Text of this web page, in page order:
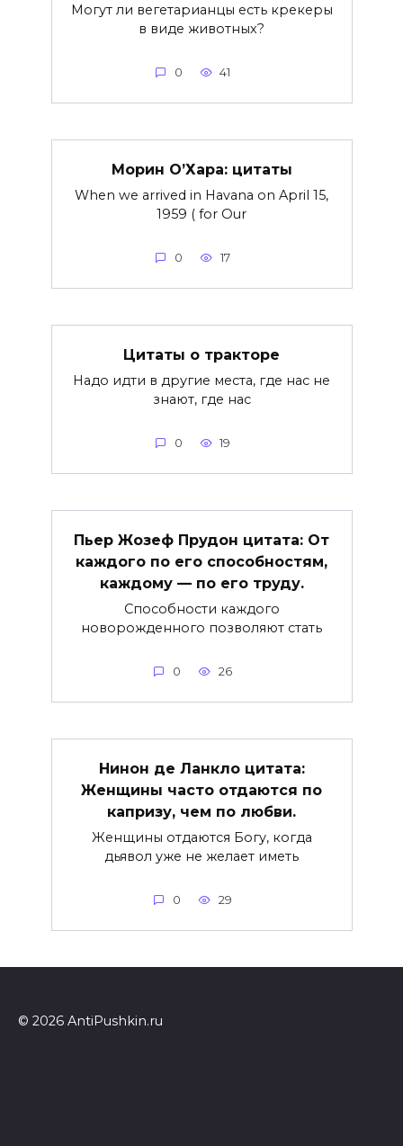
Могут ли вегетарианцы есть крекеры
в виде животных?
0 41
Морин О’Хара: цитаты
When we arrived in Havana on April 15,
1959 ( for Our
0 17
Цитаты о тракторе
Надо идти в другие места, где нас не
знают, где нас
0 19
Пьер Жозеф Прудон цитата: От
каждого по его способностям,
каждому — по его труду.
Способности каждого
новорожденного позволяют стать
0 26
Нинон де Ланкло цитата:
Женщины часто отдаются по
капризу, чем по любви.
Женщины отдаются Богу, когда
дьявол уже не желает иметь
0 29
© 2026 AntiPushkin.ru